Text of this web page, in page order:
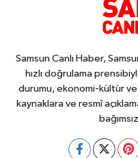
Samsun Canlı Haber,
hızlı doğrulama
durumu, ekonomi-kültür
kaynaklara ve resmî